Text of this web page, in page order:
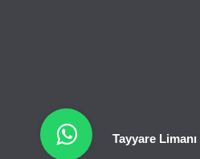
Tayyare Limanı